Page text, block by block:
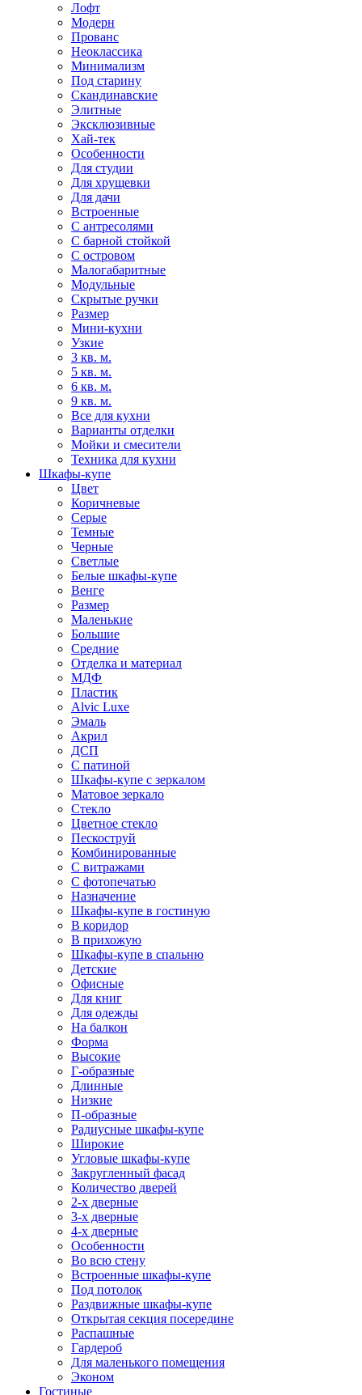
Лофт
Модерн
Прованс
Неоклассика
Минимализм
Под старину
Скандинавские
Элитные
Эксклюзивные
Хай-тек
Особенности
Для студии
Для хрущевки
Для дачи
Встроенные
С антресолями
С барной стойкой
С островом
Малогабаритные
Модульные
Скрытые ручки
Размер
Мини-кухни
Узкие
3 кв. м.
5 кв. м.
6 кв. м.
9 кв. м.
Все для кухни
Варианты отделки
Мойки и смесители
Техника для кухни
Шкафы-купе
Цвет
Коричневые
Серые
Темные
Черные
Светлые
Белые шкафы-купе
Венге
Размер
Маленькие
Большие
Средние
Отделка и материал
МДФ
Пластик
Alvic Luxe
Эмаль
Акрил
ДСП
С патиной
Шкафы-купе с зеркалом
Матовое зеркало
Стекло
Цветное стекло
Пескоструй
Комбинированные
С витражами
С фотопечатью
Назначение
Шкафы-купе в гостиную
В коридор
В прихожую
Шкафы-купе в спальню
Детские
Офисные
Для книг
Для одежды
На балкон
Форма
Высокие
Г-образные
Длинные
Низкие
П-образные
Радиусные шкафы-купе
Широкие
Угловые шкафы-купе
Закругленный фасад
Количество дверей
2-х дверные
3-х дверные
4-х дверные
Особенности
Во всю стену
Встроенные шкафы-купе
Под потолок
Раздвижные шкафы-купе
Открытая секция посередине
Распашные
Гардероб
Для маленького помещения
Эконом
Гостиные